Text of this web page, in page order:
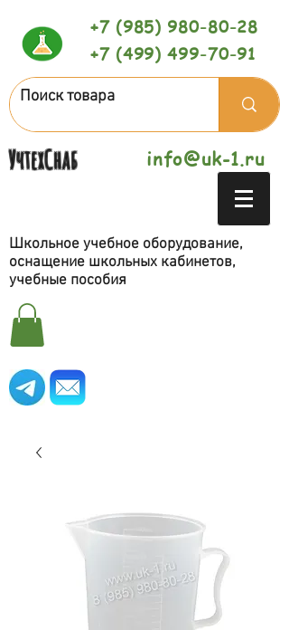
+7 (985) 980-80-28
+7 (499) 499-70-91
УчтехСнаб info@uk-1.ru
Школьное учебное оборудование,
оснащение школьных кабинетов,
учебные пособия